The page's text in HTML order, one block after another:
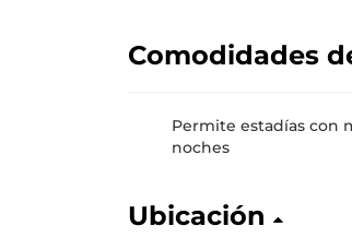
Comodidades
Permite estadías con
noches
Ubicación